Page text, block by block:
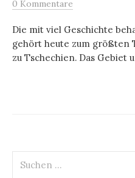
0 Kommentare
Die mit viel Geschichte
gehört heute zum größten
zu Tschechien. Das Gebiet
nach: